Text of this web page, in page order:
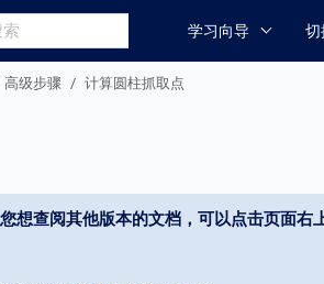
学习向导 切
高级步骤 计算圆柱抓取点
想查阅其他版本的文档，可以点击页面右